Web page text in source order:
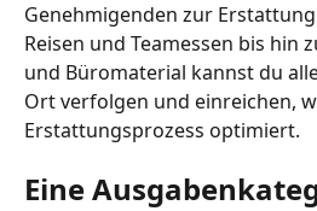
Genehmigenden zur
Reisen und Teamessen bis hin
und Büromaterial kannst du
Ort verfolgen und einreichen,
Erstattungsprozess optimiert.
Eine